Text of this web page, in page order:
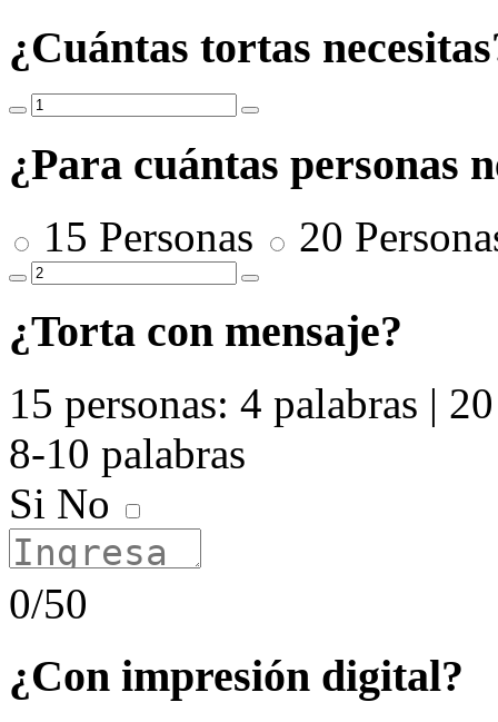
¿Cuántas tortas
¿Para cuántas personas
15 Personas 20
¿Torta con mensaje?
15 personas: 4 palabras |
8-10 palabras
Si No
0/50
¿Con impresión digital?